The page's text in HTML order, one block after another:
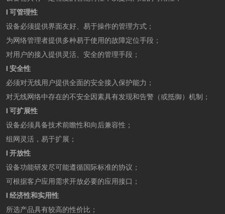
l 可管理性
设备必须提供界面友好、易于操作的管理方式；
为网络管理者提供多种易于使用的故障定位手段；
对用户的接入提供灵活、安全的管理手段；
l 安全性
必须对无线用户提供全面的安全接入保护能力；
对无线网络中存在的不安全因素具有发现和告警（或抵御）机制；
l 可扩展性
设备必须具备技术前瞻性和向后兼容性；
组网灵活，易于扩展；
l 开放性
设备功能研发尽可能遵循国际标准的协议；
可根据客户应用需求开放必要的应用接口；
l 经济性和实用性
所选产品具有较高的性价比；